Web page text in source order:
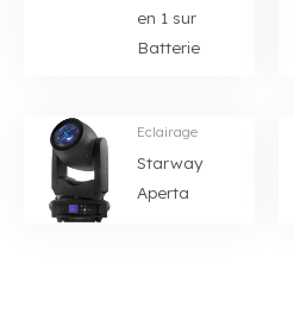
en 1 sur
Batterie
Eclairage
Starway
Aperta